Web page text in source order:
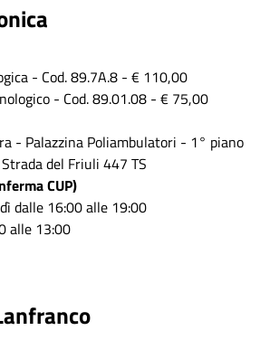
- Cod. 89.7A.8 - € 110,00
- Cod. 89.01.08 - € 75,00
- Palazzina Poliambulatori - 1° piano
del Friuli 447 TS
CUP)
dalle 16:00 alle 19:00
alle 13:00